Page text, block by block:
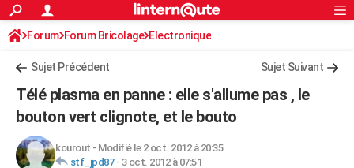
ACTUALITÉS
Politique
Société
Faits Divers
Education
Monde
Villes
+
Programme TV
TNTStreaming
Cinéma
Sorties cinéma
Musique
+FINANCE
Retraite
Impôts
Epargne
Immobilier
Risques naturels par ville
Banque
Assurance
Crédit
AUTO
S'inscrire
Connexion
Forum Forum Bricolage Electronique
Sujet Précédent Sujet Suivant
Télé plasma en panne : elle s'allume pas , le
bouton vert clignote, et le bouto
kourout - Modifié le 2 oct. 2012 à 20:35
stf_jpd87- 3 oct. 2012 à 07:51